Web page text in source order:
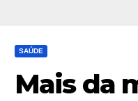
SAÚDE
Mais da